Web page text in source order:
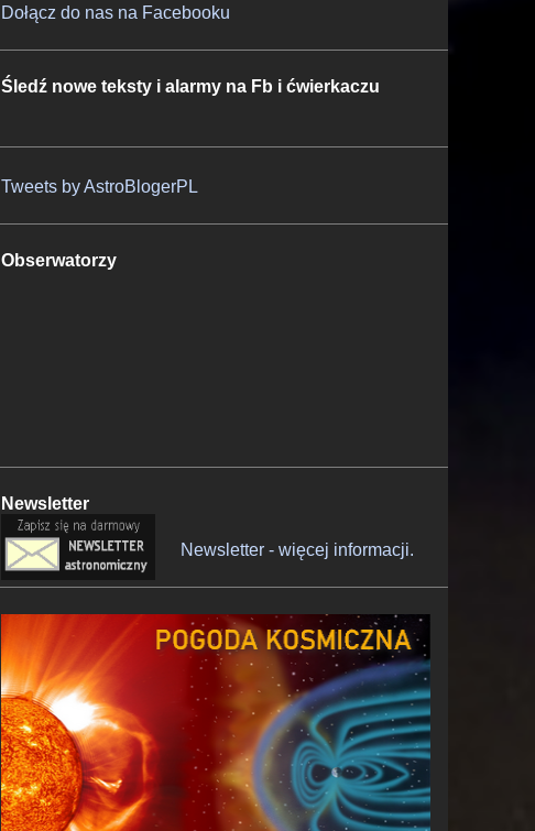
Dołącz do nas na Facebooku
Śledź nowe teksty i alarmy na Fb i ćwierkaczu
Tweets by AstroBlogerPL
Obserwatorzy
Newsletter
Newsletter - więcej informacji.